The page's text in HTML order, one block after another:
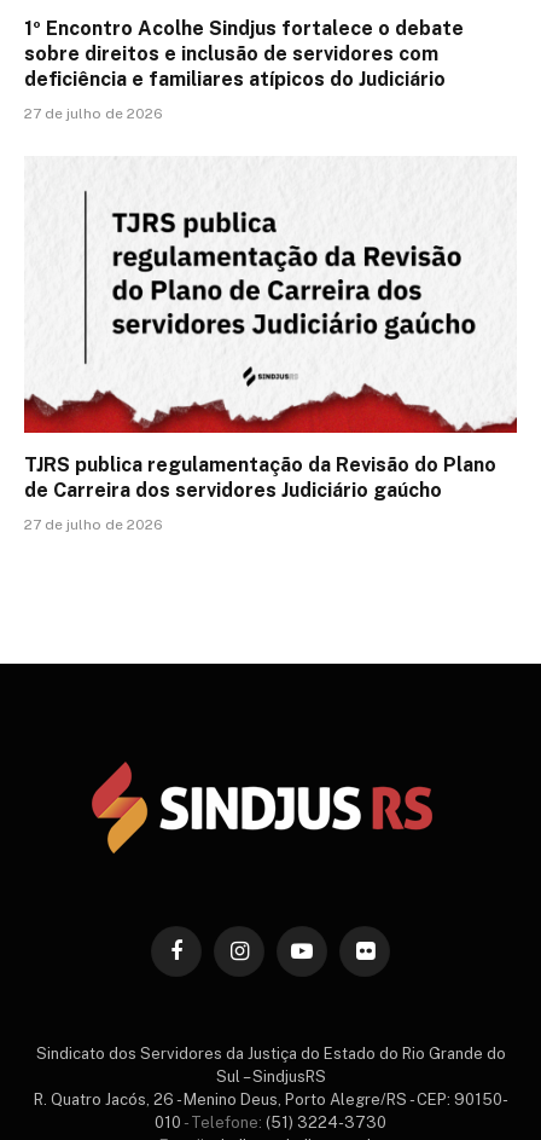
1º Encontro Acolhe Sindjus fortalece o debate
sobre direitos e inclusão de servidores com
deficiência e familiares atípicos do Judiciário
27 de julho de 2026
TJRS publica regulamentação da Revisão do Plano
de Carreira dos servidores Judiciário gaúcho
27 de julho de 2026
FacebookInstagramYouTubeFlickr
Sindicato dos Servidores da Justiça do Estado do Rio Grande do
Sul – SindjusRS
R. Quatro Jacós, 26 - Menino Deus, Porto Alegre/RS - CEP: 90150-
010 - Telefone: (51) 3224-3730